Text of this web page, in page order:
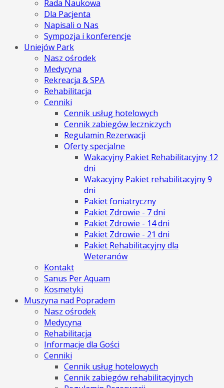
Rada Naukowa
Dla Pacjenta
Napisali o Nas
Sympozja i konferencje
Uniejów Park
Nasz ośrodek
Medycyna
Rekreacja & SPA
Rehabilitacja
Cenniki
Cennik usług hotelowych
Cennik zabiegów leczniczych
Regulamin Rezerwacji
Oferty specjalne
Wakacyjny Pakiet Rehabilitacyjny 12
dni
Wakacyjny Pakiet rehabilitacyjny 9
dni
Pakiet foniatryczny
Pakiet Zdrowie - 7 dni
Pakiet Zdrowie - 14 dni
Pakiet Zdrowie - 21 dni
Pakiet Rehabilitacyjny dla
Weteranów
Kontakt
Sanus Per Aquam
Kosmetyki
Muszyna nad Popradem
Nasz ośrodek
Medycyna
Rehabilitacja
Informacje dla Gości
Cenniki
Cennik usług hotelowych
Cennik zabiegów rehabilitacyjnych